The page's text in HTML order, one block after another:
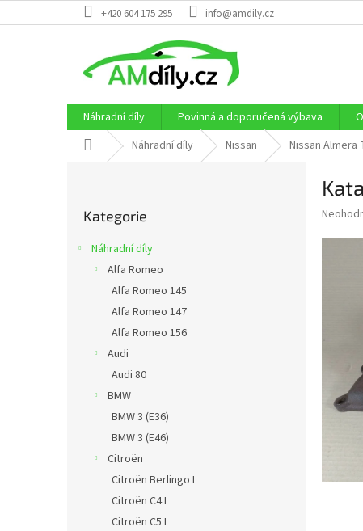
na
+420 604 175 295 info@amdily.cz
Náhradní díly Povinná a doporučená výbava
Domů Náhradní díly Nissan Nissan Almera
kategorie
Kategorie
Náhradní díly
Alfa Romeo
Alfa Romeo 145
Alfa Romeo 147
Alfa Romeo 156
Audi
Audi 80
BMW
BMW 3 (E36)
BMW 3 (E46)
Citroën
Citroën Berlingo I
Citroën C4 I
Citroën C5 I